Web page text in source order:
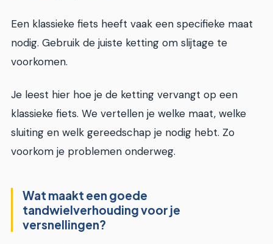
Een klassieke fiets heeft vaak een specifieke maat
nodig. Gebruik de juiste ketting om slijtage te
voorkomen.
Je leest hier hoe je de ketting vervangt op een
klassieke fiets. We vertellen je welke maat, welke
sluiting en welk gereedschap je nodig hebt. Zo
voorkom je problemen onderweg.
Wat maakt een goede
tandwielverhouding voor je
versnellingen?